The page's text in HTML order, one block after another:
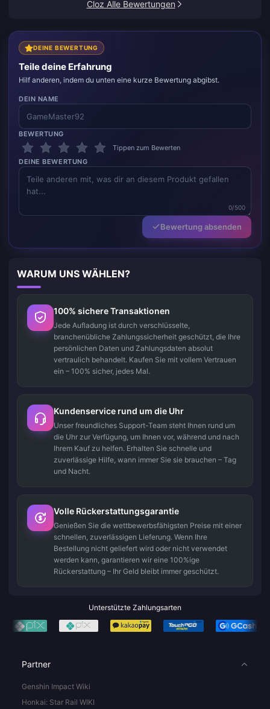
Cloz Alle Bewertungen
DEINE BEWERTUNG
Teile deine Erfahrung
Hilf anderen, indem du unten eine kurze Bewertung abgibst.
DEIN NAME
BEWERTUNG
Tippen zum Bewerten
DEINE BEWERTUNG
0/500
Bewertung absenden
WARUM UNS WÄHLEN?
100% sichere Transaktionen
Jede Aufladung ist durch verschlüsselte,
branchenübliche Zahlungssicherheit geschützt, die Ihre
persönlichen Daten und Zahlungsdaten absolut
vertraulich behandelt. Kaufen Sie mit vollem Vertrauen
ein – 100% sicher, jedes Mal.
Kundenservice rund um die Uhr
Unser freundliches Support-Team steht Ihnen rund um
die Uhr zur Verfügung, um Ihnen vor, während und nach
Ihrem Kauf zu helfen. Erhalten Sie schnelle und
zuverlässige Hilfe, wann immer Sie sie brauchen – Tag
und Nacht.
Volle Rückerstattungsgarantie
Genießen Sie die wettbewerbsfähigsten Preise mit einer
schnellen, zuverlässigen Lieferung. Wenn Ihre
Bestellung nicht geliefert wird oder nicht verwendet
werden kann, garantieren wir eine 100%ige
Rückerstattung – Ihr Geld bleibt immer geschützt.
Unterstützte Zahlungsarten
Partner
Genshin Impact Wiki
Honkai: Star Rail WIKI